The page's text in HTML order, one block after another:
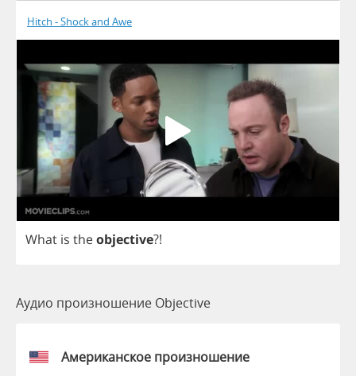
Hitch - Shock and Awe
What is theobjective?!
Аудио произношение Objective
Американское произношение